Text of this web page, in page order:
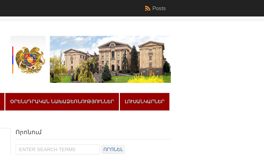
Posts
ՕՐԵՆՍԴՐԱԿԱՆ ՆԱԽԱՁԵՌՆՈՒԹՅՈՒՆՆԵՐ ԼՈՒՍԱՆԿԱՐՆԵՐ
Որոնում